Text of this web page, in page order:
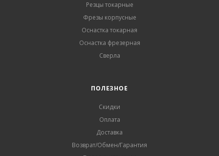
Резцы токарные
Фрезы корпусные
Оснастка токарная
Оснастка фрезерная
Сверла
ПОЛЕЗНОЕ
Скидки
Оплата
Доставка
Возврат/Обмен/Гарантия